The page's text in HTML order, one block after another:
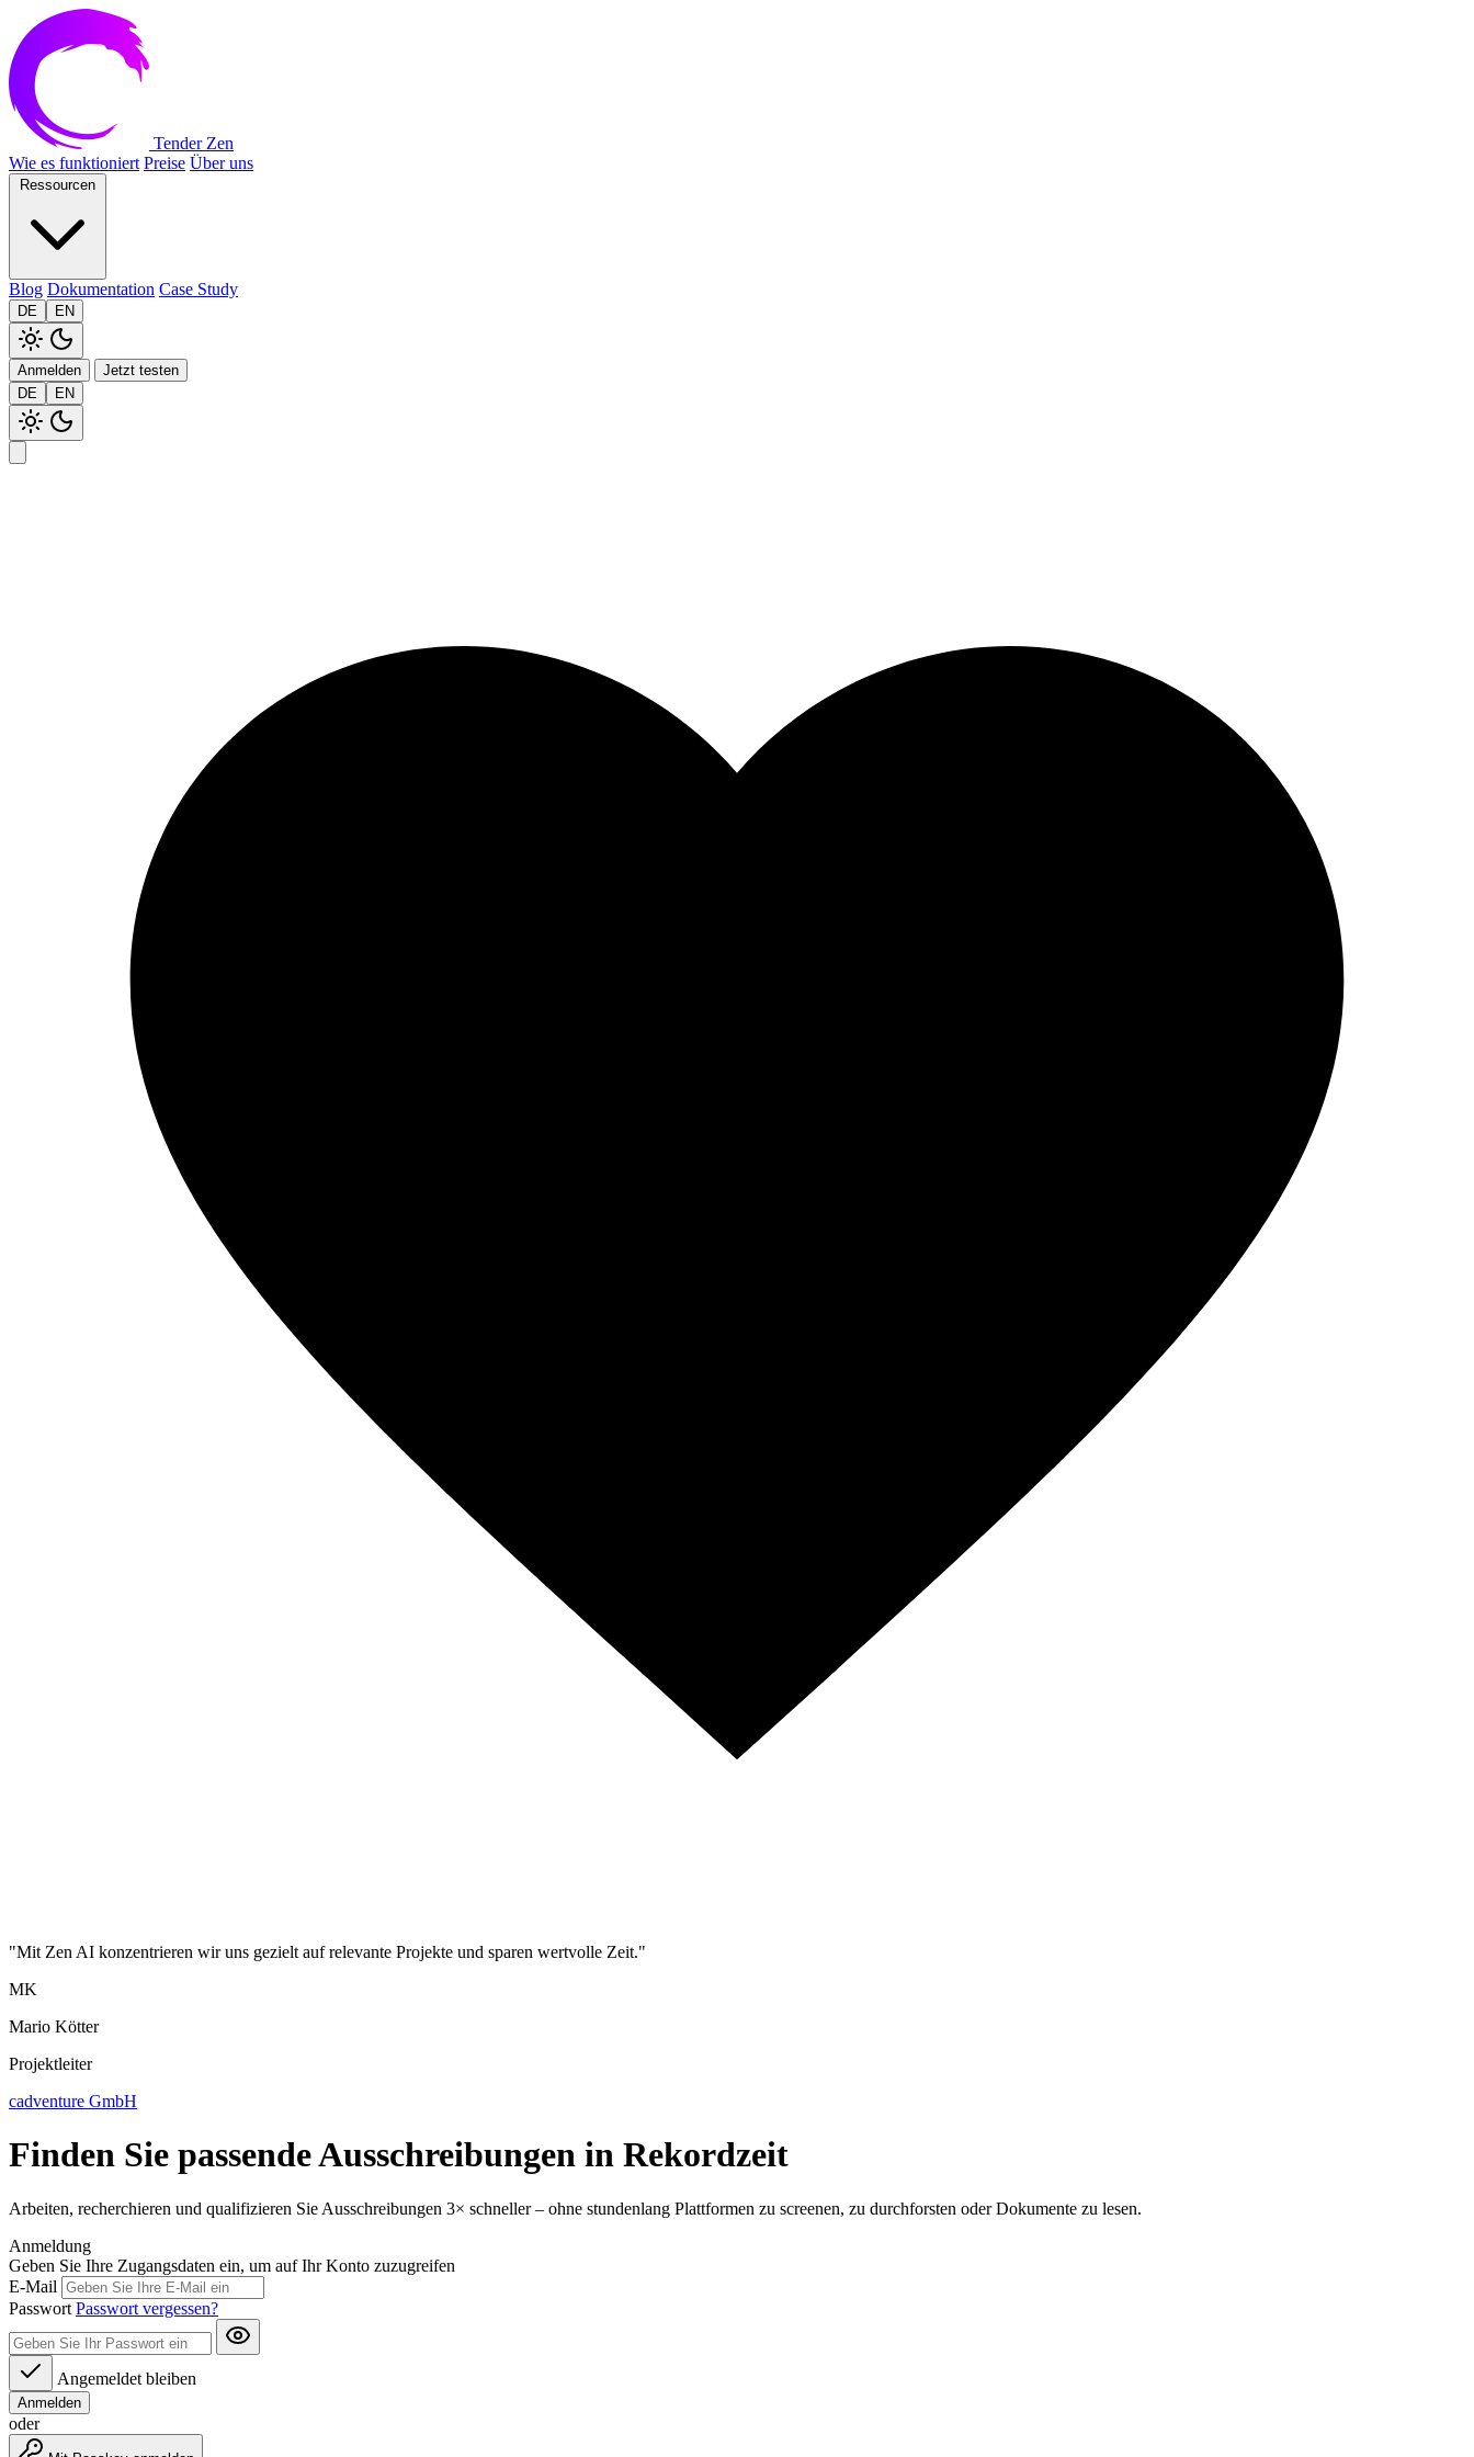
Tender Zen
Wie es funktioniert Preise Über uns
Blog Dokumentation Case Study
DE EN
Anmelden
Jetzt testen
DE
EN
"Mit Zen AI konzentrieren wir uns gezielt auf relevante Projekte und sparen wertvolle Zeit."
MK
Mario Kötter
Projektleiter
cadventure GmbH
Finden Sie passende Ausschreibungen in Rekordzeit
Arbeiten, recherchieren und qualifizieren Sie Ausschreibungen 3× schneller – ohne stundenlang Plattformen zu screenen, zu durchforsten oder Dokumente zu lesen.
Anmeldung
Geben Sie Ihre Zugangsdaten ein, um auf Ihr Konto zuzugreifen
E-Mail
Passwort Passwort vergessen?
Angemeldet bleiben
Anmelden
oder